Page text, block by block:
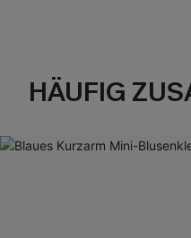
HÄUFIG